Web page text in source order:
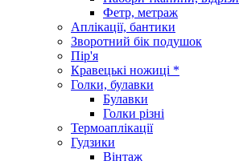
Фетр, метраж
Аплікації, бантики
Зворотний бік подушок
Пір'я
Кравецькі ножиці *
Голки, булавки
Булавки
Голки різні
Термоаплікації
Гудзики
Вінтаж